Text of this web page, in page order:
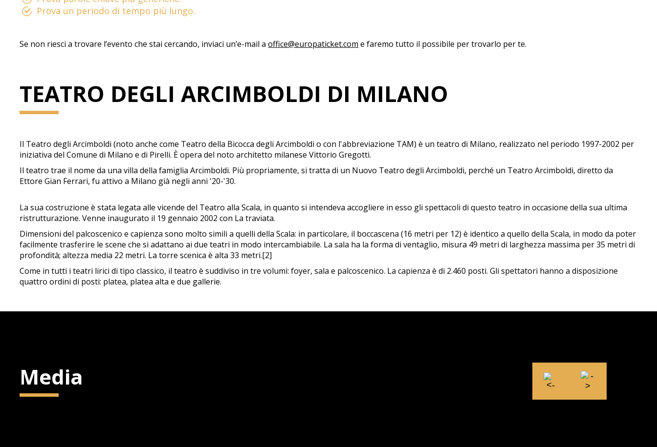
Prova un periodo di tempo più lungo.
Se non riesci a trovare l’evento che stai cercando, inviaci un’e-mail aoffice@europaticket.com e faremo tutto il possibile per trovarlo per te.
TEATRO DEGLI ARCIMBOLDI DI MILANO
Il Teatro degli Arcimboldi (noto anche come Teatro della Bicocca degli Arcimboldi o con l'abbreviazione TAM) è un teatro di Milano, realizzato nel periodo 1997-2002 per
iniziativa del Comune di Milano e di Pirelli. È opera del noto architetto milanese Vittorio Gregotti.
Il teatro trae il nome da una villa della famiglia Arcimboldi. Più propriamente, si tratta di un Nuovo Teatro degli Arcimboldi, perché un Teatro Arcimboldi, diretto da
Ettore Gian Ferrari, fu attivo a Milano già negli anni '20-'30.
La sua costruzione è stata legata alle vicende del Teatro alla Scala, in quanto si intendeva accogliere in esso gli spettacoli di questo teatro in occasione della sua ultima
ristrutturazione. Venne inaugurato il 19 gennaio 2002 con La traviata.
Dimensioni del palcoscenico e capienza sono molto simili a quelli della Scala: in particolare, il boccascena (16 metri per 12) è identico a quello della Scala, in modo da poter
facilmente trasferire le scene che si adattano ai due teatri in modo intercambiabile. La sala ha la forma di ventaglio, misura 49 metri di larghezza massima per 35 metri di
profondità; altezza media 22 metri. La torre scenica è alta 33 metri.[2]
Come in tutti i teatri lirici di tipo classico, il teatro è suddiviso in tre volumi: foyer, sala e palcoscenico. La capienza è di 2.460 posti. Gli spettatori hanno a disposizione
quattro ordini di posti: platea, platea alta e due gallerie.
Media